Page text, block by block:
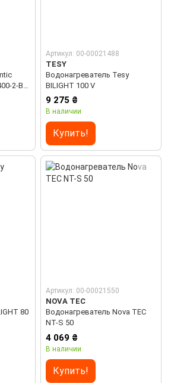
2-BC
Артикул: 00-00021488
TESY
Водонагреватель Tesy
BILIGHT 100 V
9 275 ₴
В наличии
Купить!
80
Артикул: 00-00021550
NOVA TEC
Водонагреватель Nova TEC
NT-S 50
4 069 ₴
В наличии
Купить!